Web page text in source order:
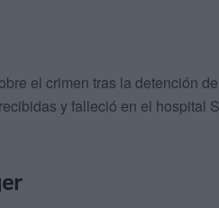
el crimen tras la detención
y falleció en el hospital